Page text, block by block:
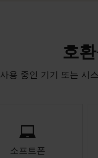
호
사용 중인 기기 또는 시
소프트폰